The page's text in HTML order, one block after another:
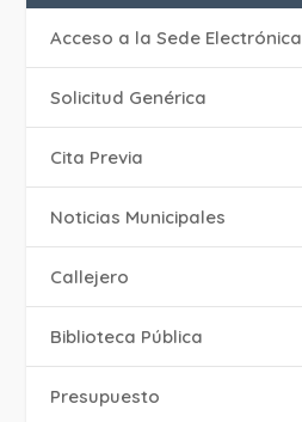
Acceso a la Sede Electrónica
Solicitud Genérica
Cita Previa
‎Noticias Municipales
Callejero
Biblioteca Pública
Presupuesto